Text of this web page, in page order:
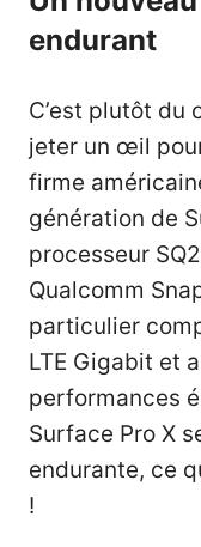
endurant
C’est plutôt du
jeter un œil
firme
génération de
processeur
Qualcomm
particulier
LTE Gigabit et
performances
Surface Pro X
endurante, ce
!